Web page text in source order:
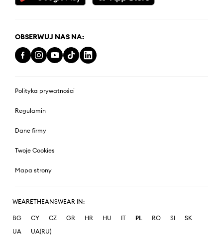
OBSERWUJ NAS NA:
Polityka prywatności
Regulamin
Dane firmy
Twoje Cookies
Mapa strony
WEARETHEANSWEAR IN:
BG CY CZ GR HR HU IT PL RO SI
SK
UA
UA(RU)